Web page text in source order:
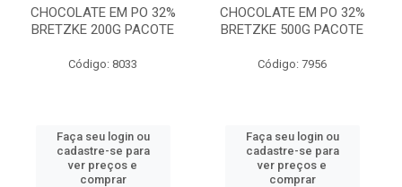
CHOCOLATE EM PO 32%
BRETZKE 200G PACOTE
Código: 8033
Faça seu login ou
cadastre-se para
ver preços e
comprar
CHOCOLATE EM PO 32%
BRETZKE 500G PACOTE
Código: 7956
Faça seu login ou
cadastre-se para
ver preços e
comprar